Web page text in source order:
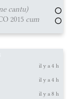
cantu)
2015 cum
il y a 4 h
il y a 4 h
il y a 8 h